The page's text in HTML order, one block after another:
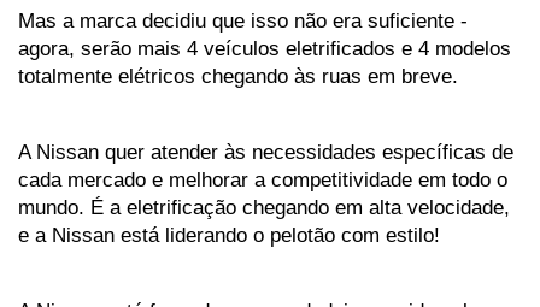
Mas a marca decidiu que isso não era suficiente -
agora, serão mais 4 veículos eletrificados e 4 modelos
totalmente elétricos chegando às ruas em breve.
A Nissan quer atender às necessidades específicas de
cada mercado e melhorar a competitividade em todo o
mundo. É a eletrificação chegando em alta velocidade,
e a Nissan está liderando o pelotão com estilo!